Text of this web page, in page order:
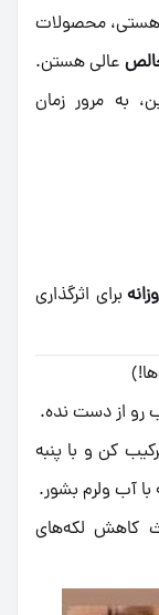
هستی، محصولات
عالی هستن.
به مرور زمان
برای اثرگذاری
رو از دست نده.
کن و با پنبه
کاهش لکه‌های